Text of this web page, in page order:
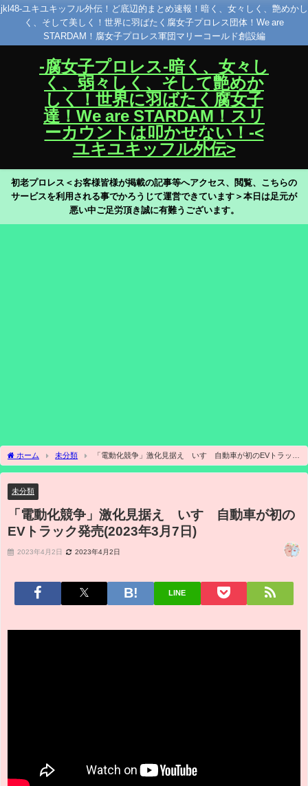
jkl48-ユキユキッフル外伝！ど底辺的まとめ速報！暗く、女々しく、艶めかし
く、そして美しく！世界に羽ばたく腐女子プロレス団体！We are
STARDAM！腐女子プロレス軍団マリーコールド創設編
-腐女子プロレス-暗く、女々し
く、弱々しく、そして艶めか
しく！世界に羽ばたく腐女子
達！We are STARDAM！スリ
ーカウントは叩かせない！-<
ユキユキッフル外伝>
初老プロレス＜お客様皆様が掲載の記事等へアクセス、閲覧、こちらの
サービスを利用される事でかろうじて運営できています＞本日は足元が
悪い中ご足労頂き誠に有難うございます。
ホーム 未分類
「電動化競争」激化見据え いすゞ自動車が初のEVトラック
発売(2023年3月7日)
未分類
「電動化競争」激化見据え いすゞ自動車が初の
EVトラック発売(2023年3月7日)
2023年4月2日 2023年4月2日
LINE